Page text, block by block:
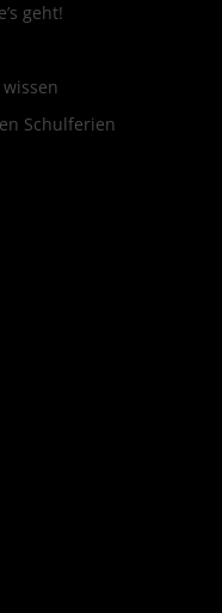
geht!
Schulferien